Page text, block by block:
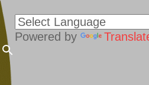
Powered by